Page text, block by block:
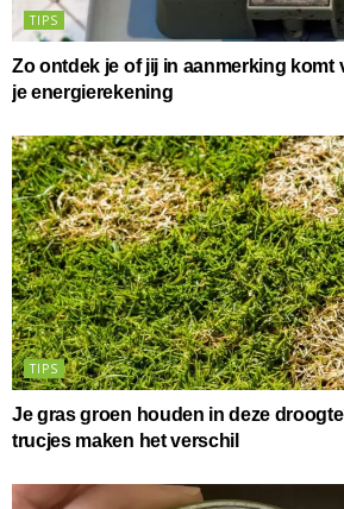
TIPS
Zo ontdek je of jij in aanmerking komt
je energierekening
TIPS
Je gras groen houden in deze
trucjes maken het verschil